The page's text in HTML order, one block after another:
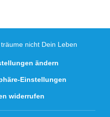
nicht Dein Leben
ändern
Einstellungen
widerrufen